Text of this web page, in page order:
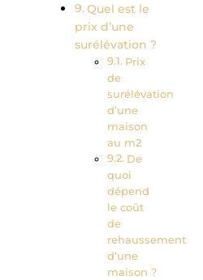
Quel est le
prix d’une
surélévation ?
Prix
de
surélévation
d’une
maison
au m2
De
quoi
dépend
le coût
de
rehaussement
d’une
maison ?